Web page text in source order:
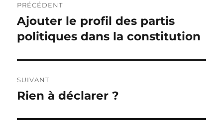
de
l’article
PRÉCÉDENT
Publication
précédente :
Ajouter le profil des partis
politiques dans la constitution
SUIVANT
Publication
Rien à déclarer ?